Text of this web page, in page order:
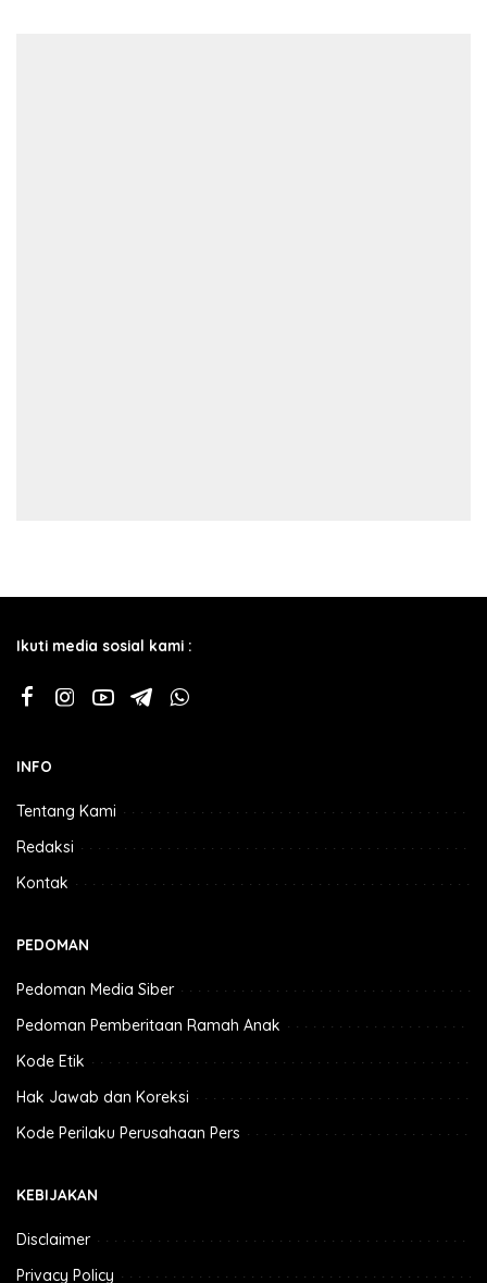
Ikuti media sosial kami :
INFO
Tentang Kami
Redaksi
Kontak
PEDOMAN
Pedoman Media Siber
Pedoman Pemberitaan Ramah Anak
Kode Etik
Hak Jawab dan Koreksi
Kode Perilaku Perusahaan Pers
KEBIJAKAN
Disclaimer
Privacy Policy